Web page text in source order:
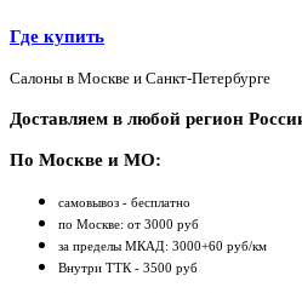
Где купить
Салоны в Москве и Санкт-Петербурге
Доставляем в любой регион
По Москве и МО:
самовывоз - бесплатно
по Москве: от 3000 руб
за пределы МКАД: 3000+60 руб/км
Внутри ТТК - 3500 руб